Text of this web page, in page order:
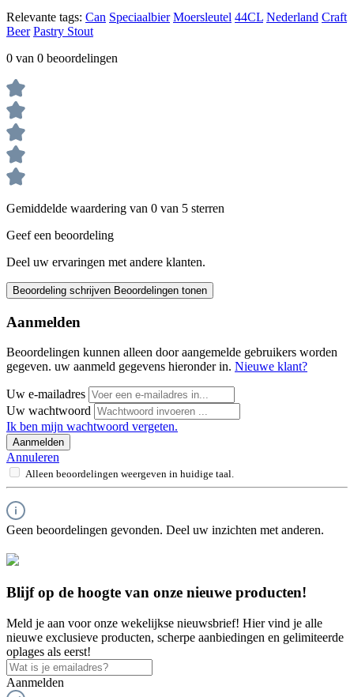
Relevante tags: Can Speciaalbier Moersleutel 44CL Nederland Craft
Beer Pastry Stout
0 van 0 beoordelingen
Gemiddelde waardering van 0 van 5 sterren
Geef een beoordeling
Deel uw ervaringen met andere klanten.
Beoordeling schrijven Beoordelingen tonen
Aanmelden
Beoordelingen kunnen alleen door aangemelde gebruikers worden
gegeven. uw aanmeld gegevens hieronder in. Nieuwe klant?
Uw e-mailadres
Uw wachtwoord
Ik ben mijn wachtwoord vergeten.
Aanmelden
Annuleren
Alleen beoordelingen weergeven in huidige taal.
Geen beoordelingen gevonden. Deel uw inzichten met anderen.
Blijf op de hoogte van onze nieuwe producten!
Meld je aan voor onze wekelijkse nieuwsbrief! Hier vind je alle
nieuwe exclusieve producten, scherpe aanbiedingen en gelimiteerde
oplages als eerst!
Aanmelden